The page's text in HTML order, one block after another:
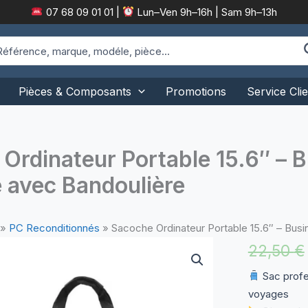
07 68 09 01 01 Lun–Ven 9h–16h | Sam 9h–13h
Pièces & Composants Promotions Service
Portable 15.6″ –
Bandoulière
» PC Reconditionnés » Sacoche Ordinateur Portable 15.6″ –
22,50€
Sac
voyages